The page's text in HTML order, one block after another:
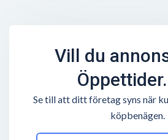
Vill du
Se till att ditt företag syns när
köpbenägen.